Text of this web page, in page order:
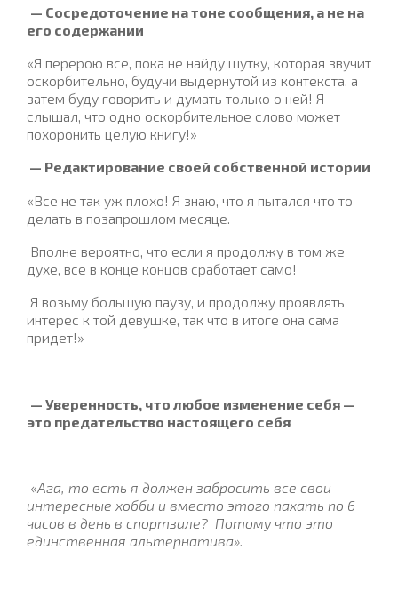
— Сосредоточение на тоне сообщения, а не на
его содержании
«Я перерою все, пока не найду шутку, которая звучит
оскорбительно, будучи выдернутой из контекста, а
затем буду говорить и думать только о ней! Я
слышал, что одно оскорбительное слово может
похоронить целую книгу!»
— Редактирование своей собственной истории
«Все не так уж плохо! Я знаю, что я пытался что то
делать в позапрошлом месяце.
Вполне вероятно, что если я продолжу в том же
духе, все в конце концов сработает само!
Я возьму большую паузу, и продолжу проявлять
интерес к той девушке, так что в итоге она сама
придет!»
— Уверенность, что любое изменение себя —
это предательство настоящего себя
«Ага, то есть я должен забросить все свои
интересные хобби и вместо этого пахать по 6
часов в день в спортзале? Потому что это
единственная альтернатива».